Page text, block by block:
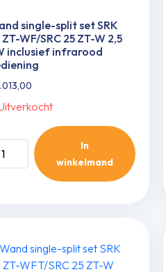
single-split set SRK
ZT-WF/SRC 25 ZT-W 2,5
inclusief infrarood
SRC
In
winkelmand